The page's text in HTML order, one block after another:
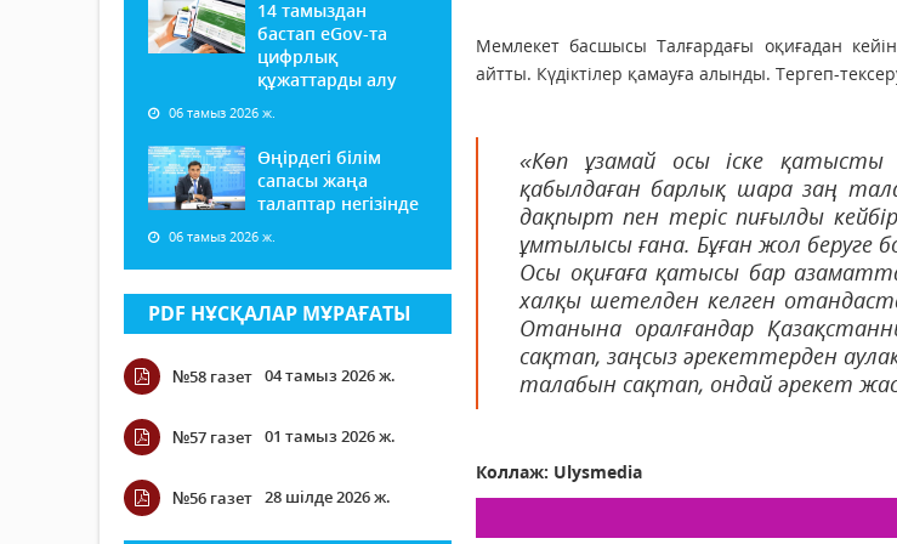
14 тамыздан
бастап еGov-та
цифрлық
құжаттарды алу
06 тамыз 2026 ж.
Өңірдегі білім
сапасы жаңа
талаптар негізінде
06 тамыз 2026 ж.
PDF НҰСҚАЛАР МҰРАҒАТЫ
№58 газет 04 тамыз 2026 ж.
№57 газет 01 тамыз 2026 ж.
№56 газет 28 шілде 2026 ж.
Мемлекет басшысы Талғардағы оқиғадан
айтты. Күдіктілер қамауға алынды. Тергеп-
«Көп ұзамай осы іске қатысты
қабылдаған барлық шара заң
дақпырт пен теріс пиғылды
ұмтылысы ғана. Бұған жол беруге
Осы оқиғаға қатысы бар
халқы шетелден келген
Отанына оралғандар
сақтап, заңсыз әрекеттерден
талабын сақтап, ондай әрекет
Коллаж: Ulysmedia